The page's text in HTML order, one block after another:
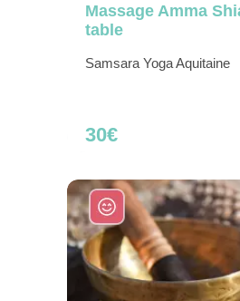
Massage Amma
table
Samsara Yoga Aquitaine
30€